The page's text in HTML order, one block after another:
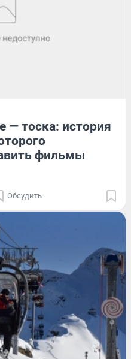
— тоска: история
фильмы
Обсудить